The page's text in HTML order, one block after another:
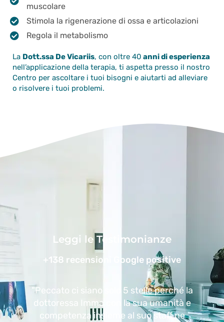
muscolare
Stimola la rigenerazione di ossa e articolazioni
Regola il metabolismo
La Dott.ssa De Vicariis, con oltre 40 anni di esperienza
nell’applicazione della terapia, ti aspetta presso il nostro
Centro per ascoltare i tuoi bisogni e aiutarti ad alleviare
o risolvere i tuoi problemi.
Leggi le Testimonianze
+138 recensioni Google positive
"Sono ingegnere di giorno e DJ nel weekend, a
causa dei miei ritmi lavorativi molto elevati,
dopo anni ho iniziato a sentirmi stanco e